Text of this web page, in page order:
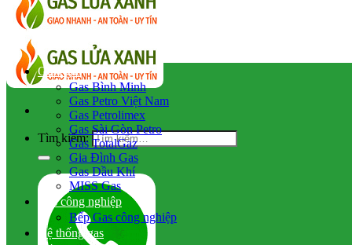
Tìm kiếm:
Giao gas
Gas Bình Minh
Gas Petro Việt Nam
Gas Petrolimex
Gas Sài Gòn Petro
Gas TotalGaz
Gia Đình Gas
Gas Dầu Khí
MISS Gas
Gas công nghiệp
Bếp Gas công nghiệp
Hệ thống gas